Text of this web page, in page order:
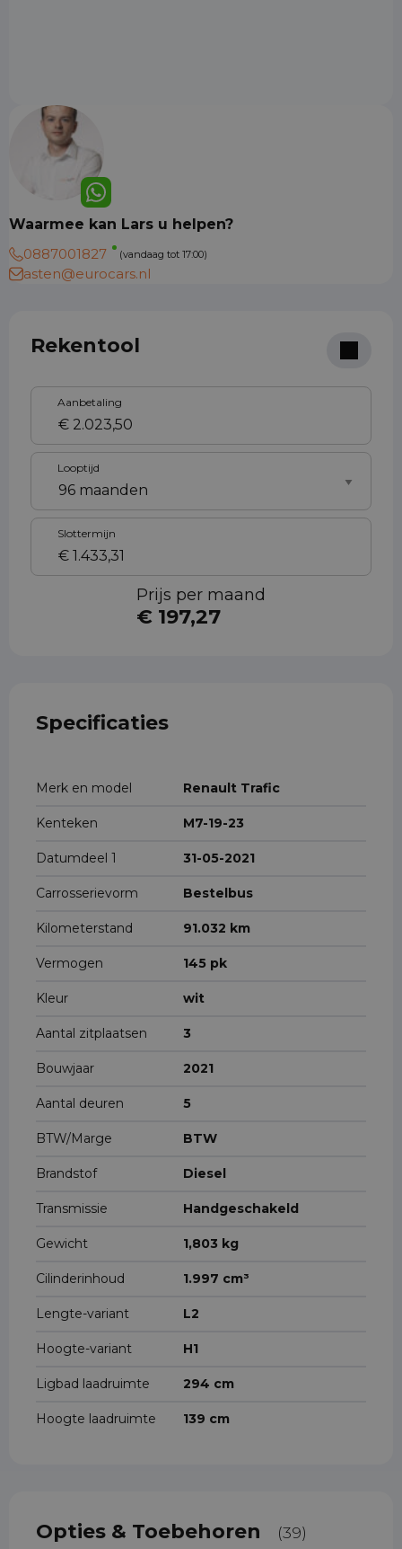
Waarmee kan Lars u helpen?
0887001827
(vandaag tot 17:00)
asten@eurocars.nl
Rekentool
Aanbetaling
Looptijd
Slottermijn
Prijs per maand
€ 197,27
Specificaties
Merk en model Renault Trafic
Kenteken M7-19-23
Datumdeel 1 31-05-2021
Carrosserievorm Bestelbus
Kilometerstand 91.032 km
Vermogen 145 pk
Kleur wit
Aantal zitplaatsen 3
Bouwjaar 2021
Aantal deuren 5
BTW/Marge BTW
Brandstof Diesel
Transmissie Handgeschakeld
Gewicht 1,803 kg
Cilinderinhoud 1.997 cm³
Lengte-variant L2
Hoogte-variant H1
Ligbad laadruimte 294 cm
Hoogte laadruimte 139 cm
Opties & Toebehoren (39)